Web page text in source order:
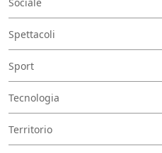
Spettacoli
Sport
Tecnologia
Territorio